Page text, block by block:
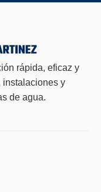
rápida, eficaz y
instalaciones y
de agua.